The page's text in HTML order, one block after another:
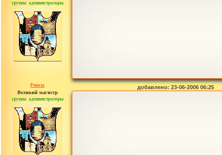
группа: администраторы
сообщений: 30442
Рената
Великий магистр
группа: администраторы
сообщений: 30442
добавлено: 23-06-2006 06:25